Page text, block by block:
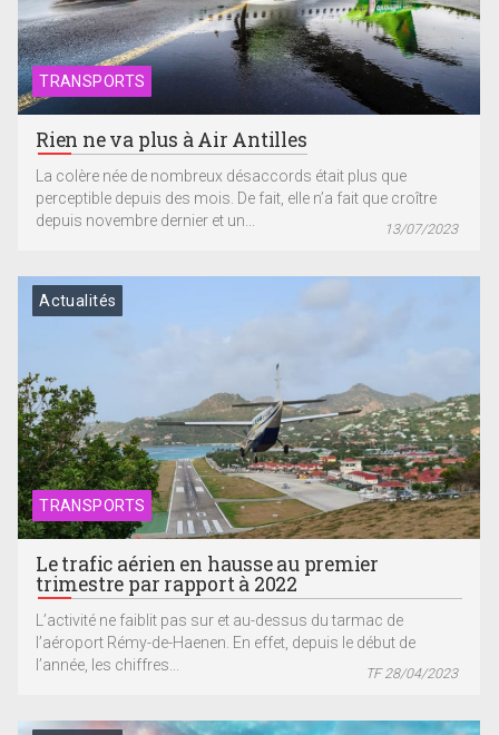
TRANSPORTS
Rien ne va plus à Air Antilles
La colère née de nombreux désaccords était plus que
perceptible depuis des mois. De fait, elle n’a fait que croître
depuis novembre dernier et un...
13/07/2023
TRANSPORTS
Actualités
Le trafic aérien en hausse au premier
trimestre par rapport à 2022
L’activité ne faiblit pas sur et au-dessus du tarmac de
l’aéroport Rémy-de-Haenen. En effet, depuis le début de
l’année, les chiffres...
TF 28/04/2023